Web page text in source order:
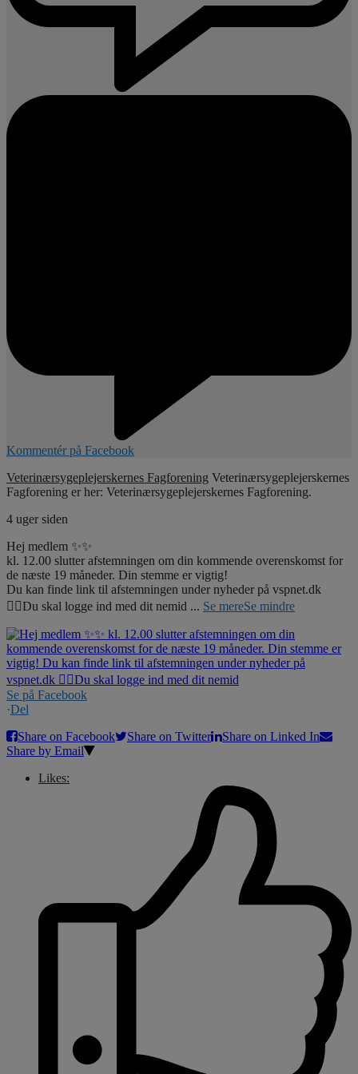
Kommentér på Facebook
Veterinærsygeplejerskernes Fagforening Veterinærsygeplejerskernes
Fagforening er her: Veterinærsygeplejerskernes Fagforening.
4 uger siden
Hej medlem ✨✨
kl. 12.00 slutter afstemningen om din kommende overenskomst for
de næste 19 måneder. Din stemme er vigtig!
Du kan finde link til afstemningen under nyheder på vspnet.dk
☝🏼Du skal logge ind med dit nemid ... Se mereSe mindre
Se på Facebook
·Del
Share on Facebook
Share on Twitter
Share on Linked In
Share by Email
Likes: